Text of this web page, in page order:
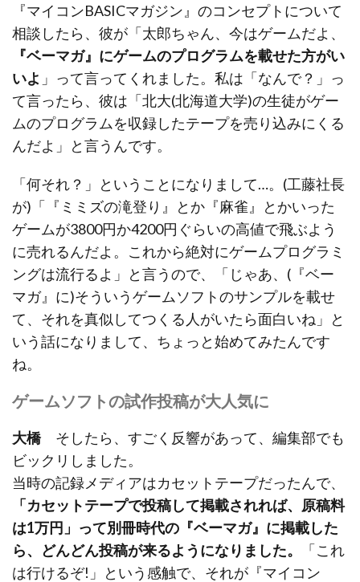
『マイコンBASICマガジン』のコンセプトについて
相談したら、彼が「太郎ちゃん、今はゲームだよ、
『ベーマガ』にゲームのプログラムを載せた方がい
いよ 」って言ってくれました。私は「なんで？」っ
て言ったら、彼は「北大(北海道大学)の生徒がゲー
ムのプログラムを収録したテープを売り込みにくる
んだよ」と言うんです。
「何それ？」ということになりまして…。(工藤社長
が)「『ミミズの滝登り』とか『麻雀』とかいった
ゲームが3800円か4200円ぐらいの高値で飛ぶよう
に売れるんだよ。これから絶対にゲームプログラミ
ングは流行るよ」と言うので、「じゃあ、(『ベー
マガ』に)そういうゲームソフトのサンプルを載せ
て、それを真似してつくる人がいたら面白いね」と
いう話になりまして、ちょっと始めてみたんです
ね。
ゲームソフトの試作投稿が大人気に
大橋そしたら、すごく反響があって、編集部でも
ビックリしました。
当時の記録メディアはカセットテープだったんで、
「カセットテープで投稿して掲載されれば、原稿料
は1万円」って別冊時代の『ベーマガ』に掲載した
ら、どんどん投稿が来るようになりました。
「これ
は行けるぞ!」という感触で、それが『マイコン